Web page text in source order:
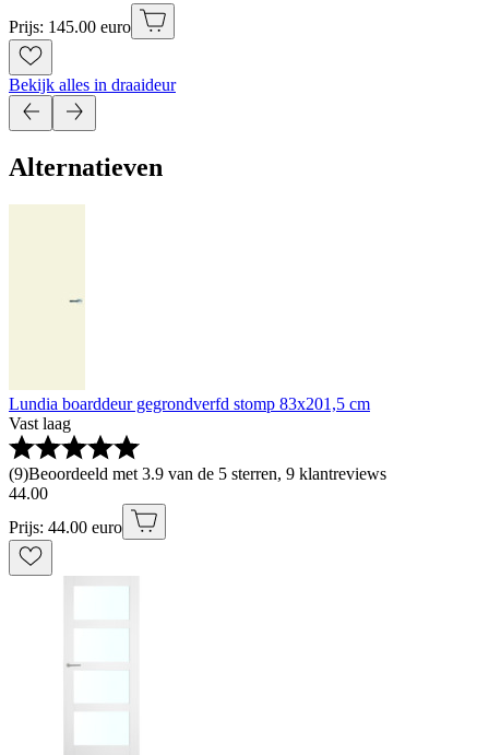
Prijs: 145.00 euro
Bekijk alles in draaideur
Alternatieven
Lundia boarddeur gegrondverfd stomp 83x201,5 cm
Vast laag
(9)Beoordeeld met 3.9 van de 5 sterren, 9 klantreviews
44.00
Prijs: 44.00 euro